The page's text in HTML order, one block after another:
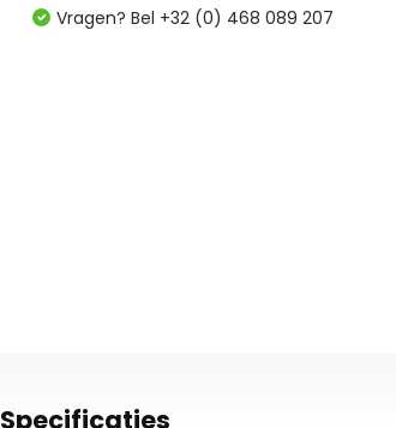
Vragen? Bel +32 (0) 468 089 207
Specificaties